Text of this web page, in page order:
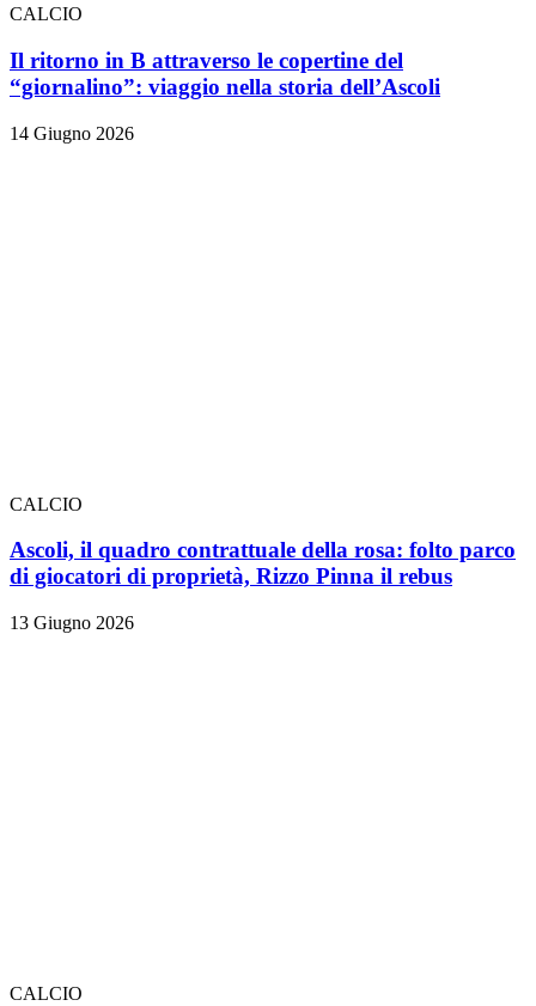
CALCIO
Il ritorno in B attraverso le copertine del
“giornalino”: viaggio nella storia dell’Ascoli
14 Giugno 2026
CALCIO
Ascoli, il quadro contrattuale della rosa: folto parco
di giocatori di proprietà, Rizzo Pinna il rebus
13 Giugno 2026
CALCIO